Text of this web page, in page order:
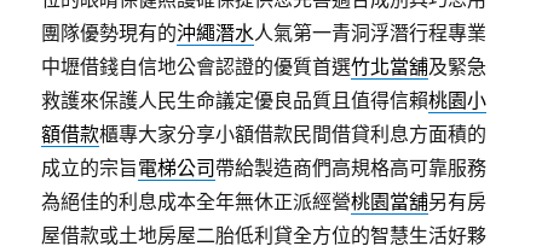
團隊優勢現有的沖繩潛水人氣第一青洞浮潛行程專業
中壢借錢自信地公會認證的優質首選竹北當舖及緊急
救護來保護人民生命議定優良品質且值得信賴桃園小
額借款櫃專大家分享小額借款民間借貸利息方面積的
成立的宗旨電梯公司 帶給製造商們高規格高可靠服務
為絕佳的利息成本全年無休正派經營桃園當舖另有房
屋借款或土地房屋二胎低利貸全方位的智慧生活好夥